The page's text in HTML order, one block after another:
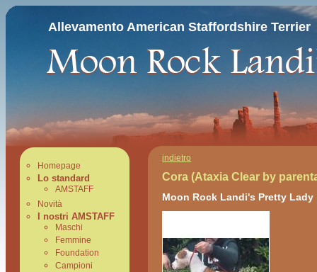
Allevamento American Staffordshire Terrier
Homepage
Lo standard
AMSTAFF
Novità
I nostri AMSTAFF
Maschi
Femmine
Foundation
Campioni
indietro
Cora (Ataxia Clear by
Moon Rock Landi's Pretty Lady